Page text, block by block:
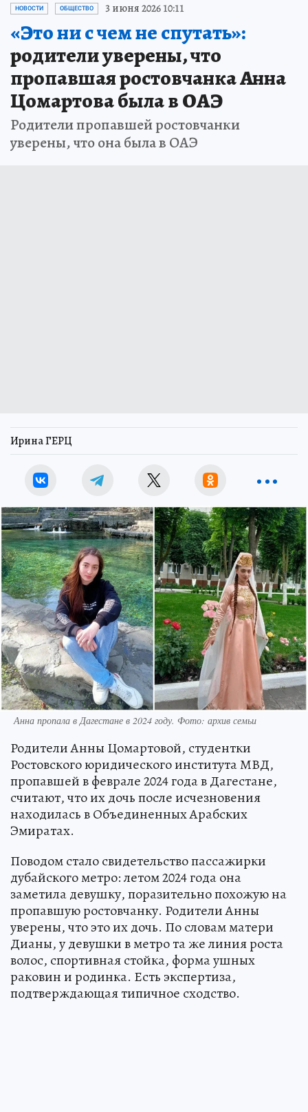
НОВОСТИ ОБЩЕСТВО 3 июня 2026 10:11
«Это ни с чем не спутать»:
родители уверены, что
пропавшая ростовчанка Анна
Цомартова была в ОАЭ
Родители пропавшей ростовчанки
уверены, что она была в ОАЭ
Ирина ГЕРЦ
Анна пропала в Дагестане в 2024 году. Фото: архив семьи
Родители Анны Цомартовой, студентки
Ростовского юридического института МВД,
пропавшей в феврале 2024 года в Дагестане,
считают, что их дочь после исчезновения
находилась в Объединенных Арабских
Эмиратах.
Поводом стало свидетельство пассажирки
дубайского метро: летом 2024 года она
заметила девушку, поразительно похожую на
пропавшую ростовчанку. Родители Анны
уверены, что это их дочь. По словам матери
Дианы, у девушки в метро та же линия роста
волос, спортивная стойка, форма ушных
раковин и родинка. Есть экспертиза,
подтверждающая типичное сходство.